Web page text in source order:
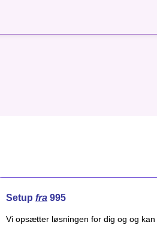
Setup fra 995
Vi opsætter løsningen for dig og og kan